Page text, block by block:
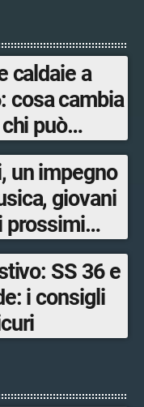
caldaie a
cosa cambia
può
un impegno
giovani
prossimi
Valtellina
SS 36 e
i consigli